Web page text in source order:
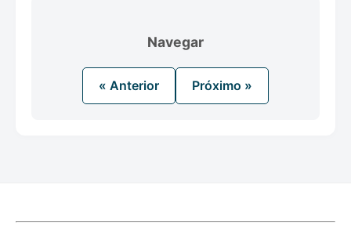
Navegar
« Anterior Próximo »